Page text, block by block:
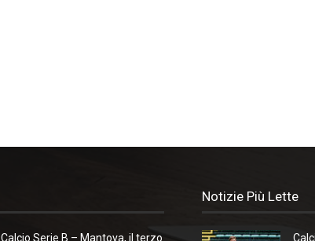
Calcio Serie B – Mantova, il terzo
Notizie Più Lette